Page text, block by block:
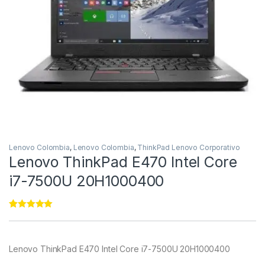
Lenovo Colombia, Lenovo Colombia, ThinkPad Lenovo Corporativo
Lenovo ThinkPad E470 Intel Core
i7-7500U 20H1000400
ratings
Lenovo ThinkPad E470 Intel Core i7-7500U 20H1000400